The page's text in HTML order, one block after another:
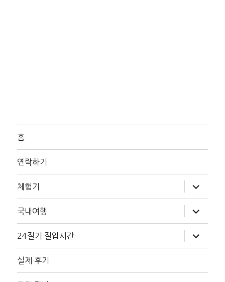
홈
연락하기
체험기
위
메
확
장
국내여행
위
메
확
장
24절기 절입시간
위
메
장
실제 후기